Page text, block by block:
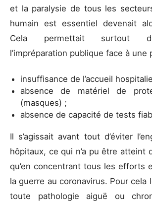
et la paralysie de tous les
humain est essentiel devenait
Cela permettait surtout
l’impréparation publique face à une
insuffisance de l’accueil
absence de matériel de
(masques) ;
absence de capacité de tests
Il s’agissait avant tout d’éviter
hôpitaux, ce qui n’a pu être atteint
qu’en concentrant tous les efforts
la guerre au coronavirus. Pour cela
toute pathologie aiguë ou